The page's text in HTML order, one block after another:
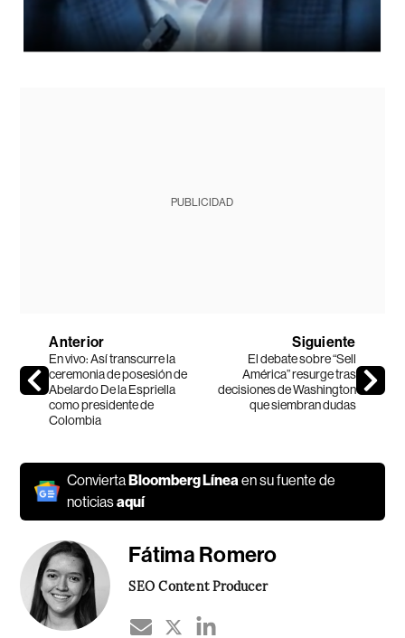
PUBLICIDAD
Anterior
En vivo: Así transcurre la
ceremonia de posesión de
Abelardo De la Espriella
como presidente de
Colombia
Siguiente
El debate sobre “Sell
América” resurge tras
decisiones de Washington
que siembran dudas
ConviertaBloomberg Línea en su fuente de
noticiasaquí
Fátima Romero
SEO Content Producer